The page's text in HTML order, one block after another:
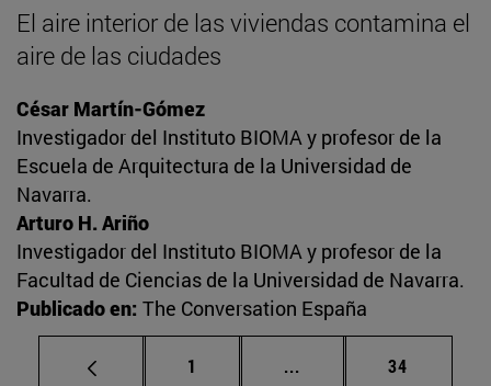
El aire interior de las viviendas contamina el
aire de las ciudades
César Martín-Gómez
Investigador del Instituto BIOMA y profesor de la
Escuela de Arquitectura de la Universidad de
Navarra.
Arturo H. Ariño
Investigador del Instituto BIOMA y profesor de la
Facultad de Ciencias de la Universidad de Navarra.
Publicado en: The Conversation España
Página
1 ... Páginas intermedias
Página
34